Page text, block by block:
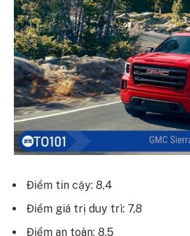
Điểm tin cậy: 8,4
Điểm giá trị duy trì: 7,8
Điểm an toàn: 8,5